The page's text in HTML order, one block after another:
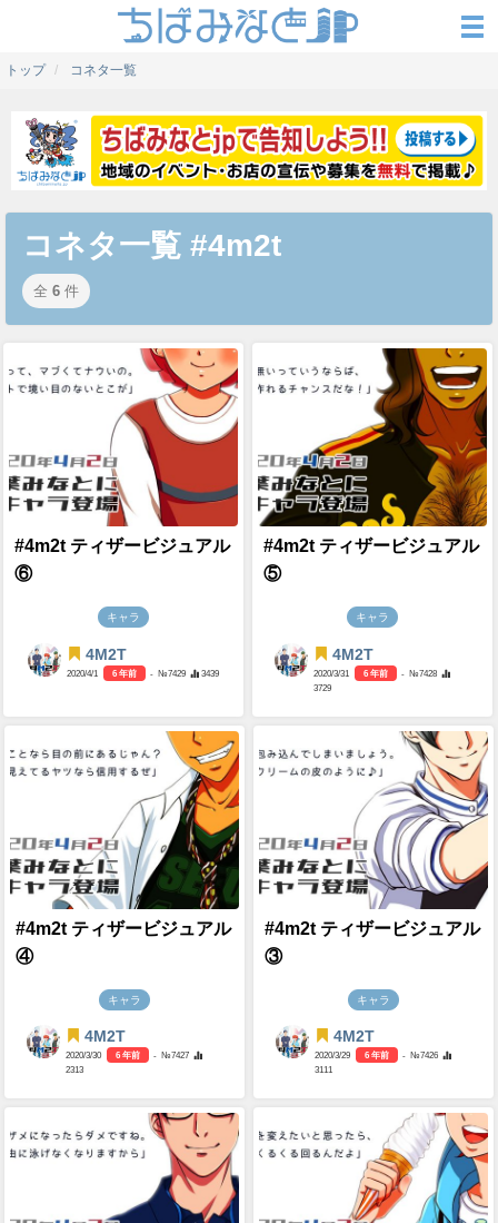
トップ コネタ一覧
コネタ一覧 #4m2t
全 6 件
#4m2t ティザービジュアル
⑥
キャラ
4M2T
2020/4/1 6 年前 - №7429 3439
#4m2t ティザービジュアル
⑤
キャラ
4M2T
2020/3/31 6 年前
- №7428
3729
#4m2t ティザービジュアル
④
キャラ
4M2T
2020/3/30 6 年前
- №7427
2313
#4m2t ティザービジュアル
③
キャラ
4M2T
2020/3/29 6 年前
- №7426
3111